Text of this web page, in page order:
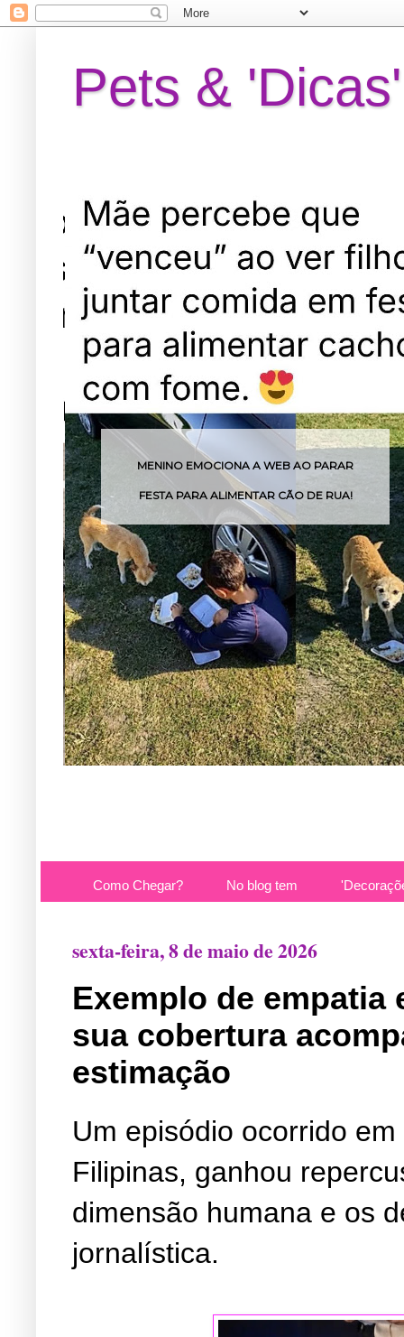
Pets & 'Dicas'
MENINO EMOCIONA A WEB AO PARAR
FESTA PARA ALIMENTAR CÃO DE RUA!
Como Chegar? No blog tem
sexta-feira, 8 de maio de 2026
Exemplo de empatia
sua cobertura
estimação
Um episódio ocorrido
Filipinas, ganhou
dimensão humana e os
jornalística.